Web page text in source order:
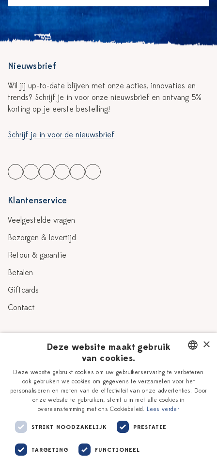
Nieuwsbrief
Wil jij up-to-date blijven met onze acties, innovaties en
trends? Schrijf je in voor onze nieuwsbrief en ontvang 5%
korting op je eerste bestelling!
Schrijf je in voor de nieuwsbrief
Klantenservice
Veelgestelde vragen
Bezorgen & levertijd
Retour & garantie
Betalen
Giftcards
Contact
Verhaal
Onze plateelschilders
Delfts Blauw
Workshops
Vacatures
Zakelijk
DUTCH
ENGLISH
×
Deze website maakt gebruik
van cookies.
Deze website gebruikt cookies om uw gebruikerservaring te verbeteren
ook gebruiken we cookies om gegevens te verzamelen voor het
personaliseren en meten van de effectiviteit van onze advertenties. Door
onze website te gebruiken, stemt u in met alle cookies in
overeenstemming met ons Cookiebeleid. Lees verder
STRIKT NOODZAKELIJK PRESTATIE
TARGETING FUNCTIONEEL